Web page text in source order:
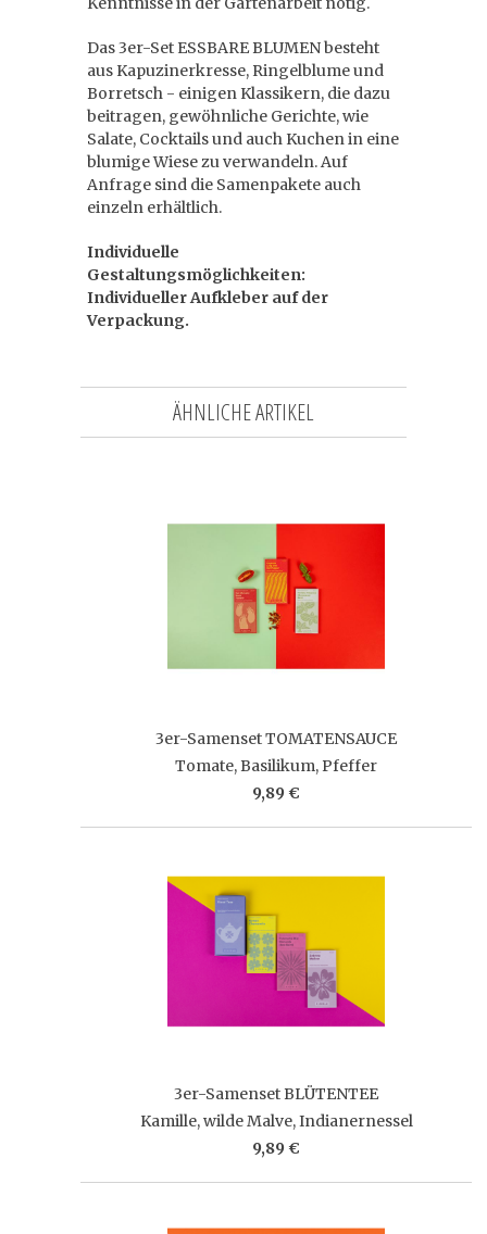
Das 3er-Set ESSBARE BLUMEN besteht
aus Kapuzinerkresse, Ringelblume und
Borretsch - einigen Klassikern, die dazu
beitragen, gewöhnliche Gerichte, wie
Salate, Cocktails und auch Kuchen in eine
blumige Wiese zu verwandeln. Auf
Anfrage sind die Samenpakete auch
einzeln erhältlich.
Individuelle
Gestaltungsmöglichkeiten:
Individueller Aufkleber auf der
Verpackung.
ÄHNLICHE ARTIKEL
3er-Samenset TOMATENSAUCE
Tomate, Basilikum, Pfeffer
9,89 €
3er-Samenset BLÜTENTEE
Kamille, wilde Malve, Indianernessel
9,89 €